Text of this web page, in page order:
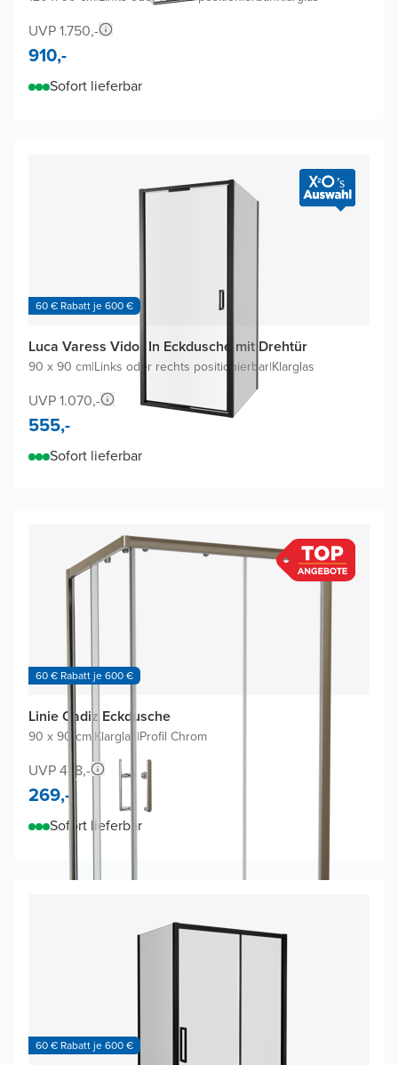
UVP 1.750,-
910,-
Sofort lieferbar
60 € Rabatt je 600 €
Luca Varess Vidor In Eckdusche mit Drehtür
90 x 90 cm|Links oder rechts positionierbar|Klarglas
UVP 1.070,-
555,-
Sofort lieferbar
60 € Rabatt je 600 €
Linie Cadiz Eckdusche
90 x 90 cmKlarglas |Profil Chrom
UVP 478,-
269,-
Sofort lieferbar
60 € Rabatt je 600 €